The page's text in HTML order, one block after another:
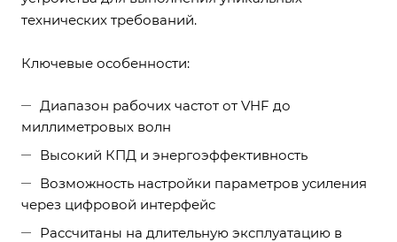
технических требований.
Ключевые особенности:
Диапазон рабочих частот от VHF до
миллиметровых волн
Высокий КПД и энергоэффективность
Возможность настройки параметров усиления
через цифровой интерфейс
Рассчитаны на длительную эксплуатацию в